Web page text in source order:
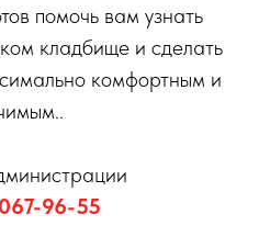
помочь вам узнать
кладбище и сделать
комфортным и
96-55